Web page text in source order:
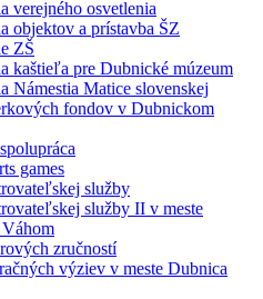
verejného osvetlenia
objektov a prístavba ŠZ
ZŠ
kaštieľa pre Dubnické múzeum
Námestia Matice slovenskej
fondov v Dubnickom
games
služby
služby II v meste
zručností
výziev v meste Dubnica